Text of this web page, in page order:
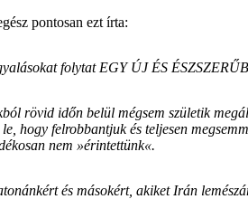
pontosan ezt írta:
folytat EGY ÚJ ÉS
rövid időn belül mégsem születik
hogy felrobbantjuk és teljesen
nem »érintettünk«.
és másokért, akiket Irán